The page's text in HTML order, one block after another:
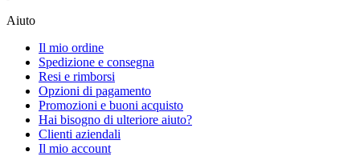
Aiuto
Il mio ordine
Spedizione e consegna
Resi e rimborsi
Opzioni di pagamento
Promozioni e buoni acquisto
Hai bisogno di ulteriore aiuto?
Clienti aziendali
Il mio account